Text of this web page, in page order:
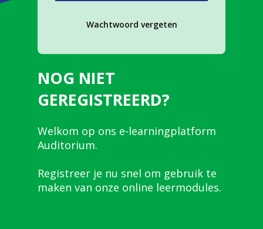
Wachtwoord vergeten
NOG NIET
GEREGISTREERD?
Welkom op ons e-learningplatform
Auditorium.
Registreer je nu snel om gebruik te
maken van onze online leermodules.